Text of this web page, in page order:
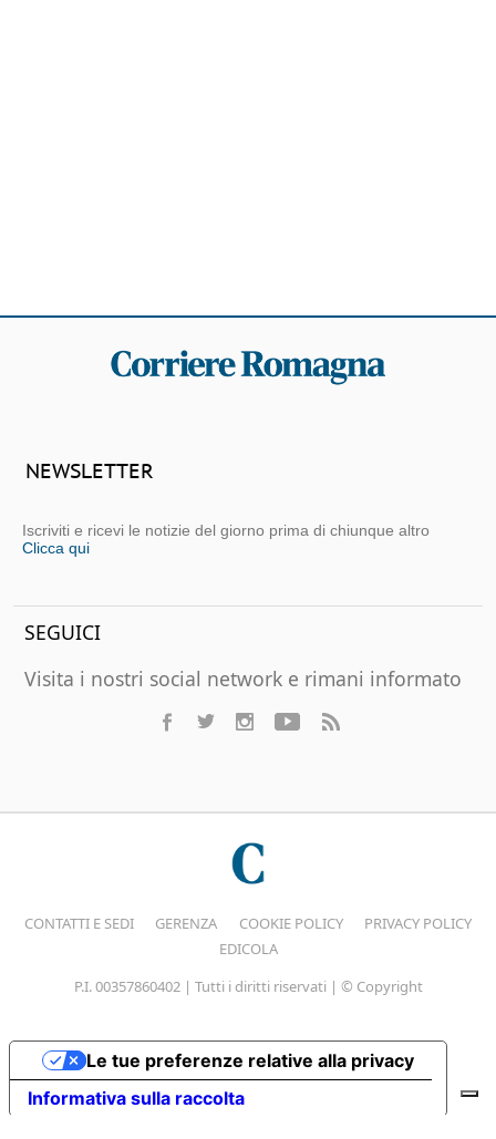
NEWSLETTER
Iscriviti e ricevi le notizie del giorno prima di chiunque altro
Clicca qui
SEGUICI
Visita i nostri social network e rimani informato
CONTATTI E SEDI GERENZA COOKIE POLICY
PRIVACY POLICY
EDICOLA
P.I. 00357860402 | Tutti i diritti riservati | © Copyright
Informativa sulla raccolta
Le tue preferenze relative alla privacy